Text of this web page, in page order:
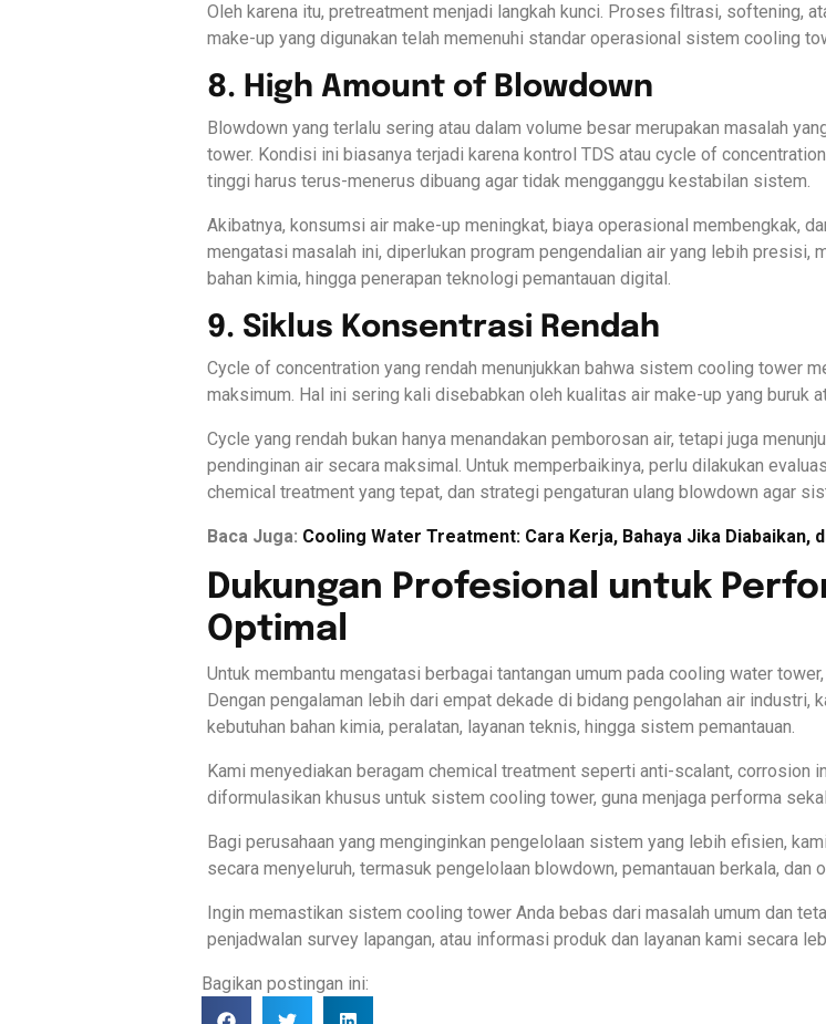
Oleh karena itu, pretreatment menjadi langkah kunci. Proses filtrasi, softening,
make-up yang digunakan telah memenuhi standar operasional sistem cooling
8. High Amount of Blowdown
Blowdown yang terlalu sering atau dalam volume besar merupakan masalah
tower. Kondisi ini biasanya terjadi karena kontrol TDS atau cycle of
tinggi harus terus-menerus dibuang agar tidak mengganggu kestabilan sistem.
Akibatnya, konsumsi air make-up meningkat, biaya operasional membengkak,
mengatasi masalah ini, diperlukan program pengendalian air yang lebih
bahan kimia, hingga penerapan teknologi pemantauan digital.
9. Siklus Konsentrasi Rendah
Cycle of concentration yang rendah menunjukkan bahwa sistem cooling tower
maksimum. Hal ini sering kali disebabkan oleh kualitas air make-up yang buruk
Cycle yang rendah bukan hanya menandakan pemborosan air, tetapi juga
pendinginan air secara maksimal. Untuk memperbaikinya, perlu dilakukan
chemical treatment yang tepat, dan strategi pengaturan ulang blowdown agar
Baca Juga: Cooling Water Treatment: Cara Kerja, Bahaya Jika Diabaikan,
Dukungan Profesional untuk
Optimal
Untuk membantu mengatasi berbagai tantangan umum pada cooling water
Dengan pengalaman lebih dari empat dekade di bidang pengolahan air
kebutuhan bahan kimia, peralatan, layanan teknis, hingga sistem pemantauan.
Kami menyediakan beragam chemical treatment seperti anti-scalant, corrosion
diformulasikan khusus untuk sistem cooling tower, guna menjaga performa
Bagi perusahaan yang menginginkan pengelolaan sistem yang lebih efisien,
secara menyeluruh, termasuk pengelolaan blowdown, pemantauan berkala, dan
Ingin memastikan sistem cooling tower Anda bebas dari masalah umum dan
penjadwalan survey lapangan, atau informasi produk dan layanan kami secara
Bagikan postingan ini: